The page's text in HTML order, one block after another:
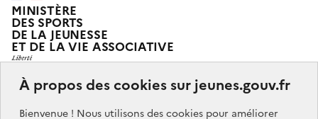
MINISTÈRE
DES SPORTS
DE LA JEUNESSE
ET DE LA VIE ASSOCIATIVE
À propos des cookies sur jeunes.gouv.fr
Bienvenue ! Nous utilisons des cookies pour améliorer